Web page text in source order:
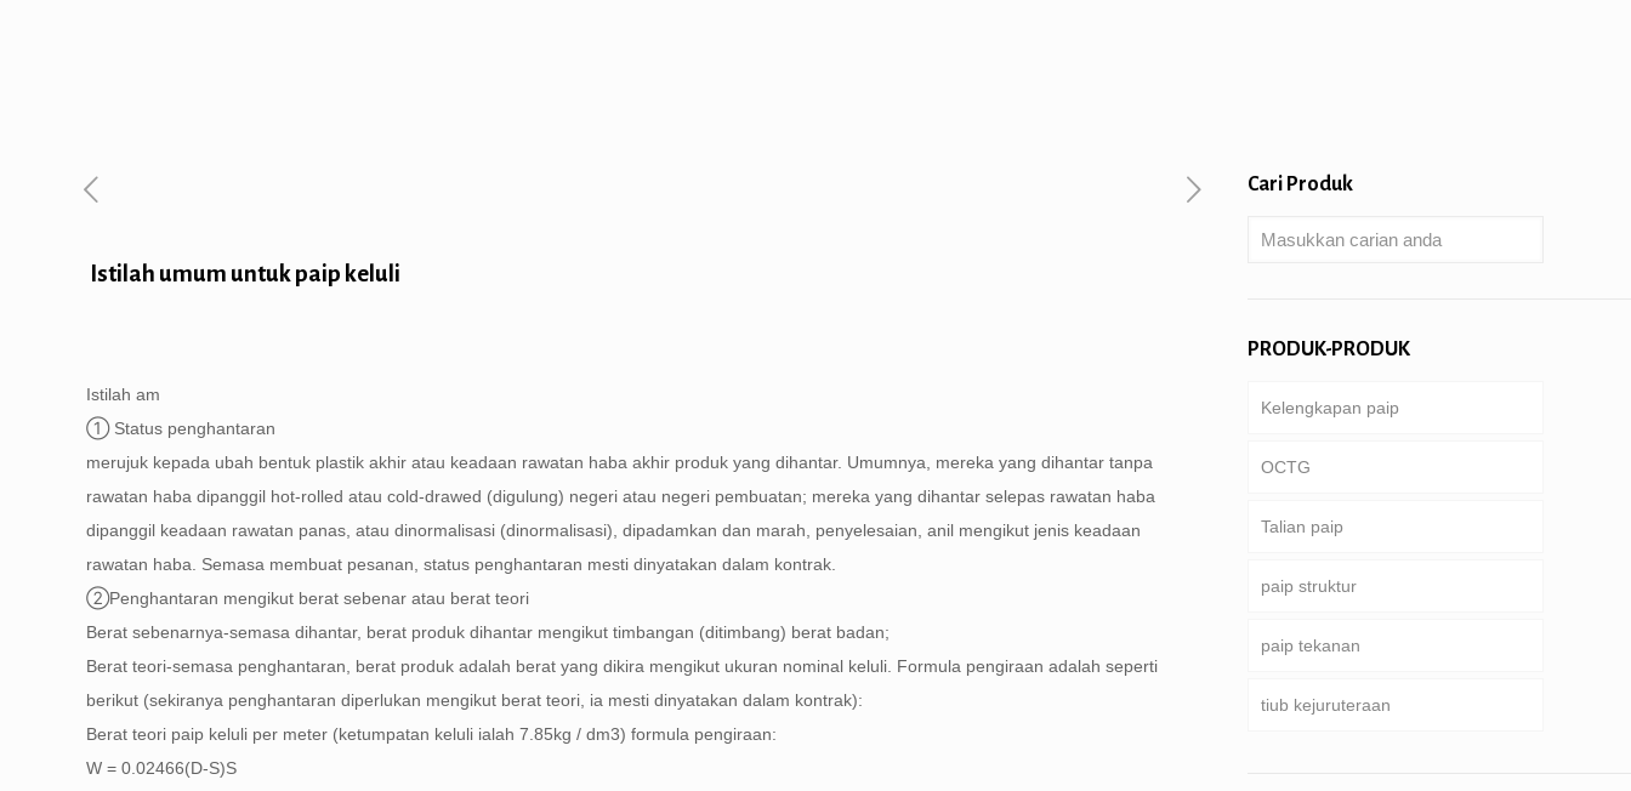
Istilah umum untuk paip keluli
Istilah am
① Status penghantaran
merujuk kepada ubah bentuk plastik akhir atau keadaan rawatan haba akhir produk yang dihantar. Umumnya, mereka yang dihantar tanpa
rawatan haba dipanggil hot-rolled atau cold-drawed (digulung) negeri atau negeri pembuatan; mereka yang dihantar selepas rawatan haba
dipanggil keadaan rawatan panas, atau dinormalisasi (dinormalisasi), dipadamkan dan marah, penyelesaian, anil mengikut jenis keadaan
rawatan haba. Semasa membuat pesanan, status penghantaran mesti dinyatakan dalam kontrak.
②Penghantaran mengikut berat sebenar atau berat teori
Berat sebenarnya-semasa dihantar, berat produk dihantar mengikut timbangan (ditimbang) berat badan;
Berat teori-semasa penghantaran, berat produk adalah berat yang dikira mengikut ukuran nominal keluli. Formula pengiraan adalah seperti
berikut (sekiranya penghantaran diperlukan mengikut berat teori, ia mesti dinyatakan dalam kontrak):
Berat teori paip keluli per meter (ketumpatan keluli ialah 7.85kg / dm3) formula pengiraan:
W = 0.02466(D-S)S
Cari Produk
PRODUK-PRODUK
Kelengkapan paip
OCTG
Tiub & sarung
Paip gerudi
berat berat paip gerudi & relang
Talian paip
saluran paip biasa
perkhidmatan khas dan disalut
paip struktur
Pusingan, Square & paip segi
paip tekanan
Dandang, Penukar haba aliran
tiub kejuruteraan